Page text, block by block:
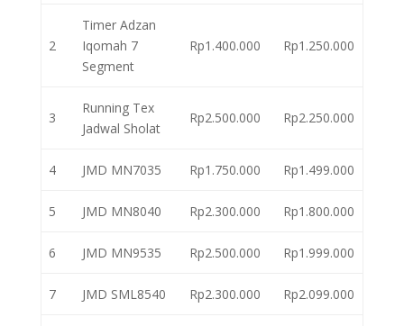
2
Timer Adzan
Iqomah 7
Segment
Rp1.400.000 Rp1.250.000
3
Running Tex
Jadwal Sholat
Rp2.500.000 Rp2.250.000
4 JMD MN7035 Rp1.750.000 Rp1.499.000
5 JMD MN8040 Rp2.300.000 Rp1.800.000
6 JMD MN9535 Rp2.500.000 Rp1.999.000
7 JMD SML8540 Rp2.300.000 Rp2.099.000